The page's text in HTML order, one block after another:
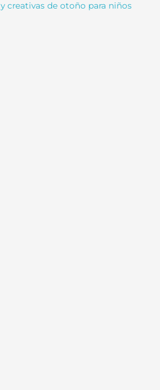
creativas de otoño para niños